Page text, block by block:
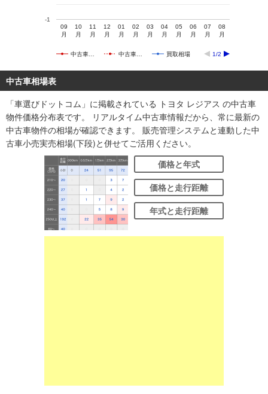
中古車… 中古車… 買取相場 1/2
09
月
10
月
11
月
12
月
01
月
02
月
03
月
04
月
05
月
06
月
07
月
08
月
-1
中古車相場表
「車選びドットコム」に掲載されている トヨタ レジアス の中古車
物件価格分布表です。 リアルタイム中古車情報だから、常に最新の
中古車物件の相場が確認できます。 販売管理システムと連動した中
古車小売実売相場(下段)と併せてご活用ください。
価格と年式
価格と走行距離
年式と走行距離